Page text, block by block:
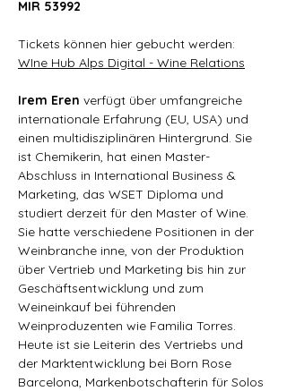
MIR 53992
Tickets können hier gebucht werden:
WIne Hub Alps Digital - Wine Relations
Irem Eren verfügt über umfangreiche
internationale Erfahrung (EU, USA) und
einen multidisziplinären Hintergrund. Sie
ist Chemikerin, hat einen Master-
Abschluss in International Business &
Marketing, das WSET Diploma und
studiert derzeit für den Master of Wine.
Sie hatte verschiedene Positionen in der
Weinbranche inne, von der Produktion
über Vertrieb und Marketing bis hin zur
Geschäftsentwicklung und zum
Weineinkauf bei führenden
Weinproduzenten wie Familia Torres.
Heute ist sie Leiterin des Vertriebs und
der Marktentwicklung bei Born Rose
Barcelona, Markenbotschafterin für Solos